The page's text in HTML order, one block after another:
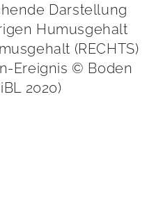
Darstellung
Humusgehalt
(RECHTS)
Ereignis © Boden
2020)